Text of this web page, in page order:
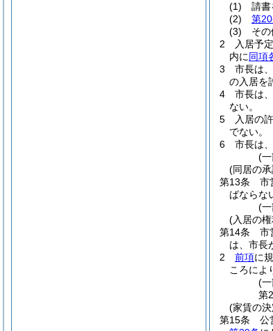
(1)
請書
(2)
第
(3)
その
2
入居予
内に同項
3
市長は
の入居を
4
市長は
ない。
5
入居の
でない。
6
市長は
(
(同居の
第13条
市
ばならな
(
(入居の
第14条
市
は、市長
2
前項に
ころによ
(
第
(家賃の
第15条
公